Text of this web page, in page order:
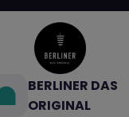
BERLINER DAS
ORIGINAL